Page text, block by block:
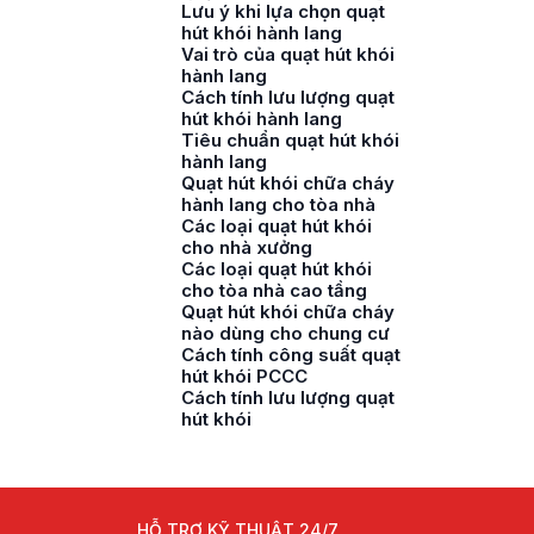
Lưu ý khi lựa chọn quạt
hút khói hành lang
Vai trò của quạt hút khói
hành lang
Cách tính lưu lượng quạt
hút khói hành lang
Tiêu chuẩn quạt hút khói
hành lang
Quạt hút khói chữa cháy
hành lang cho tòa nhà
Các loại quạt hút khói
cho nhà xưởng
Các loại quạt hút khói
cho tòa nhà cao tầng
Quạt hút khói chữa cháy
nào dùng cho chung cư
Cách tính công suất quạt
hút khói PCCC
Cách tính lưu lượng quạt
hút khói
HỖ TRỢ KỸ THUẬT 24/7